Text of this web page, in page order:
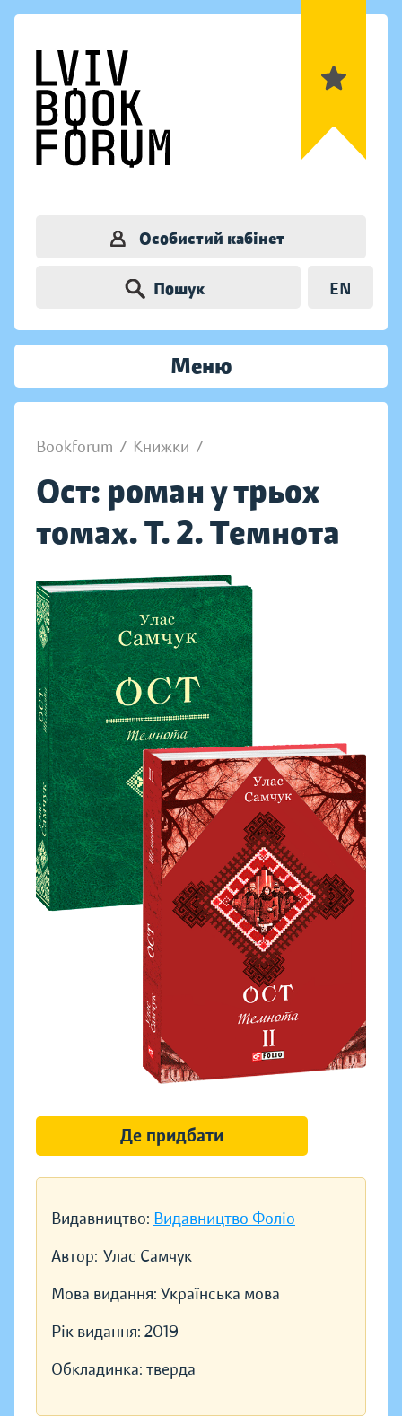
Особистий кабінет
Пошук EN
Меню
Bookforum / Книжки /
Ост: роман у трьох
томах. Т. 2. Темнота
Видавництво: Видавництво Фоліо
Автор: Улас Самчук
Мова видання: Українська мова
Рік видання: 2019
Обкладинка: тверда
Де придбати